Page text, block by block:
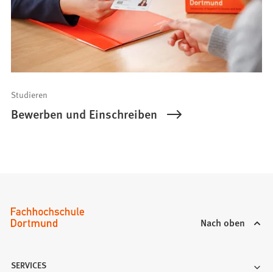
Studieren
Bewerben und Einschreiben
Nach oben
SERVICES